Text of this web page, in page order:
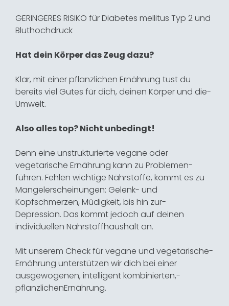
GERINGERES RISIKO für Diabetes mellitus Typ 2 und
Bluthochdruck
Hat dein Körper das Zeug dazu?
Klar,­ mit­ einer ­pflanzlichen ­Ernährung­ tust du
bereits viel Gutes für dich, deinen ­Körper­ und­ die­
Umwelt. ­
Also alles top? Nicht unbedingt!
Denn eine unstrukturierte vegane oder
vegetarische­ Ernährung ­kann zu Problemen­
führen. ­Fehlen­ wichtige­ Nährstoffe, ­kommt­ es zu
Mangelerscheinungen: Gelenk- und
Kopfschmerzen, Müdigkeit, bis hin zur­­
Depression.­ Das ­kommt ­jedoch­ auf­ deinen
individuellen ­Nährstoffhaushalt ­an.­
Mit unserem Check für vegane und vegetarische­
Ernährung ­unterstützen wir dich bei einer
ausgewogenen, intelligent kombinierten,­
pflanzlichen­Ernährung.­